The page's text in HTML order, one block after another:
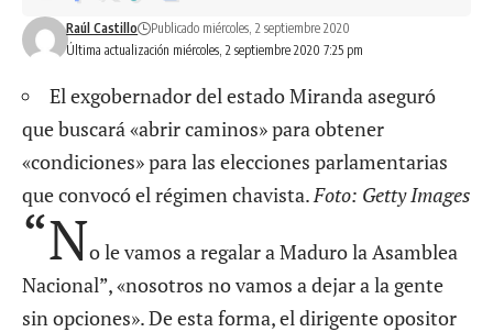
Última actualización miércoles, 2 septiembre 2020 7:25 pm
Raúl Castillo Publicado miércoles, 2 septiembre 2020
El exgobernador del estado Miranda aseguró
que buscará «abrir caminos» para obtener
«condiciones» para las elecciones parlamentarias
que convocó el régimen chavista.Foto: Getty Images
“No le vamos a regalar a Maduro la Asamblea
Nacional”, «nosotros no vamos a dejar a la gente
sin opciones». De esta forma, el dirigente opositor